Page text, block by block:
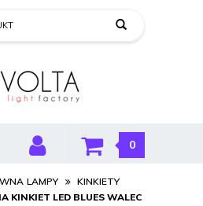
0
LAMPY
KINKIETY
KINKIET LED BLUES WALEC